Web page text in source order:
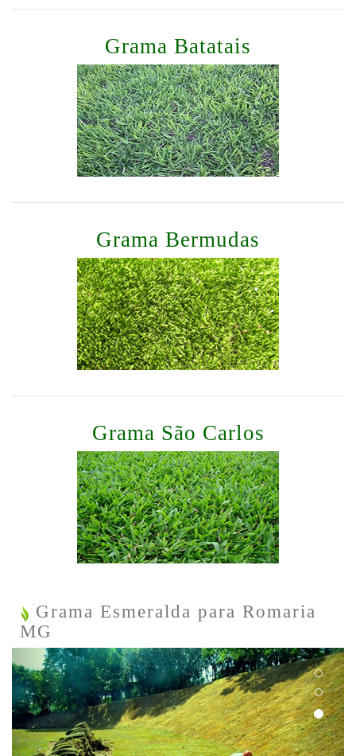
Grama Batatais
Grama Bermudas
Grama São Carlos
Grama Esmeralda para Romaria
MG
Previous Next